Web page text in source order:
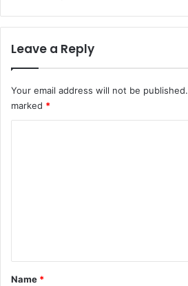
Leave a Reply
Your email address will not be published.
marked *
*
Name *